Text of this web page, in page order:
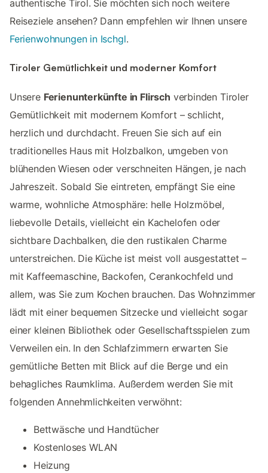
authentische Tirol. Sie möchten sich noch weitere
Reiseziele ansehen? Dann empfehlen wir Ihnen unsere
Ferienwohnungen in Ischgl.
Tiroler Gemütlichkeit und moderner Komfort
Unsere Ferienunterkünfte in Flirsch verbinden Tiroler
Gemütlichkeit mit modernem Komfort – schlicht,
herzlich und durchdacht. Freuen Sie sich auf ein
traditionelles Haus mit Holzbalkon, umgeben von
blühenden Wiesen oder verschneiten Hängen, je nach
Jahreszeit. Sobald Sie eintreten, empfängt Sie eine
warme, wohnliche Atmosphäre: helle Holzmöbel,
liebevolle Details, vielleicht ein Kachelofen oder
sichtbare Dachbalken, die den rustikalen Charme
unterstreichen. Die Küche ist meist voll ausgestattet –
mit Kaffeemaschine, Backofen, Cerankochfeld und
allem, was Sie zum Kochen brauchen. Das Wohnzimmer
lädt mit einer bequemen Sitzecke und vielleicht sogar
einer kleinen Bibliothek oder Gesellschaftsspielen zum
Verweilen ein. In den Schlafzimmern erwarten Sie
gemütliche Betten mit Blick auf die Berge und ein
behagliches Raumklima. Außerdem werden Sie mit
folgenden Annehmlichkeiten verwöhnt:
Bettwäsche und Handtücher
Kostenloses WLAN
Heizung